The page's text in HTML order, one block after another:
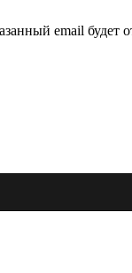
email будет